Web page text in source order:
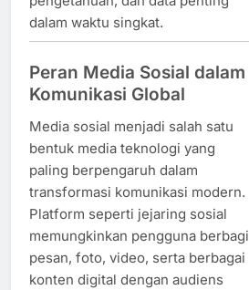
dalam waktu singkat.
Peran Media Sosial dalam
Komunikasi Global
Media sosial menjadi salah satu
bentuk media teknologi yang
paling berpengaruh dalam
transformasi komunikasi modern.
Platform seperti jejaring sosial
memungkinkan pengguna berbagi
pesan, foto, video, serta berbagai
konten digital dengan audiens